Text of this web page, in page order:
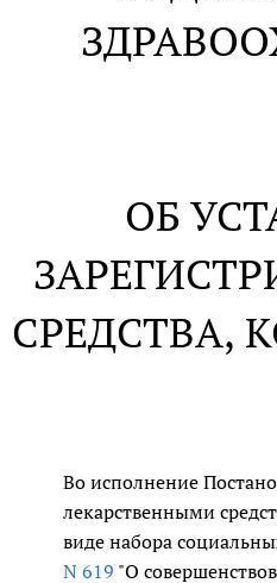
ОБ
СРЕДСТВА,
Во исполнение
лекарственными
виде набора
N 619 "О